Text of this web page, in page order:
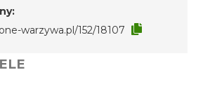
warzywa.pl/152/18107